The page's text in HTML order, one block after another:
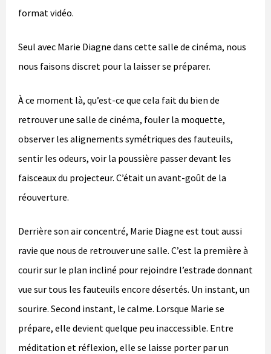
format vidéo.
Seul avec Marie Diagne dans cette salle de cinéma, nous
nous faisons discret pour la laisser se préparer.
À ce moment là, qu’est-ce que cela fait du bien de
retrouver une salle de cinéma, fouler la moquette,
observer les alignements symétriques des fauteuils,
sentir les odeurs, voir la poussière passer devant les
faisceaux du projecteur. C’était un avant-goût de la
réouverture.
Derrière son air concentré, Marie Diagne est tout aussi
ravie que nous de retrouver une salle. C’est la première à
courir sur le plan incliné pour rejoindre l’estrade donnant
vue sur tous les fauteuils encore désertés. Un instant, un
sourire. Second instant, le calme. Lorsque Marie se
prépare, elle devient quelque peu inaccessible. Entre
méditation et réflexion, elle se laisse porter par un